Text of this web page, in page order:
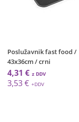
Poslužavnik fast food /
43x36cm / crni
4,31 €
3,53 €